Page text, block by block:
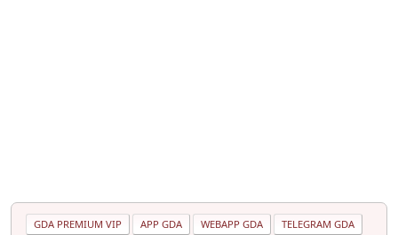
GDA PREMIUM VIP APP GDA WEBAPP GDA
TELEGRAM GDA